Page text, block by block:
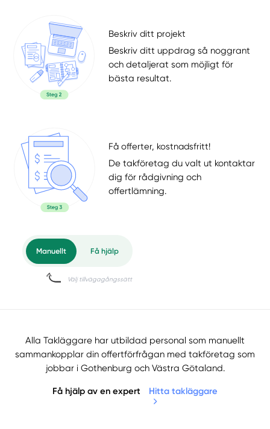
Beskriv ditt projekt
Beskriv ditt uppdrag så noggrant
och detaljerat som möjligt för
bästa resultat.
Få offerter, kostnadsfritt!
De takföretag du valt ut kontaktar
dig för rådgivning och
offertlämning.
Alla Takläggare har utbildad personal som manuellt
sammankopplar din offertförfrågan med takföretag som
jobbar i Gothenburg och Västra Götaland.
Få hjälp av en expert Hitta takläggare